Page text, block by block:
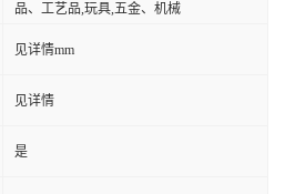
品、工艺品,玩具,五金、机械
见详情mm
见详情
是